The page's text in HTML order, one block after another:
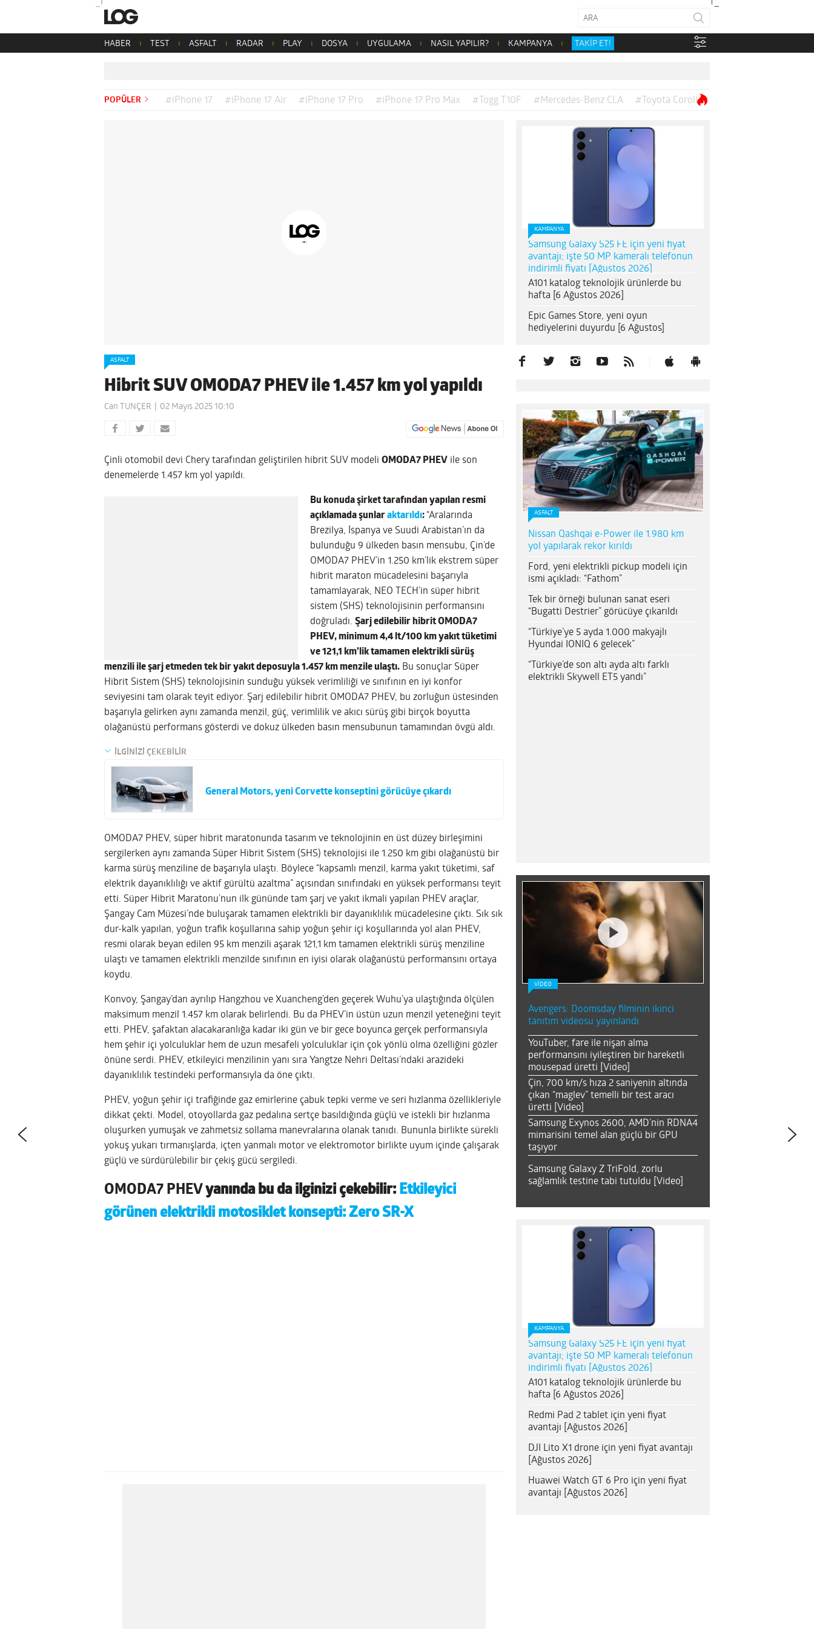
HABER TEST ASFALT RADAR PLAY DOSYA UYGULAMA NASIL YAPILIR? KAMPANYA TAKİP ET!
POPÜLER #iPhone 17 #iPhone 17 Air #iPhone 17 Pro #iPhone 17 Pro Max #Togg T10F #Mercedes-Benz CLA #Toyota Corolla
ASFALT
Hibrit SUV OMODA7 PHEV ile 1.457 km yol yapıldı
Can TUNÇER 02 Mayıs 2025 10:10
Çinli otomobil devi Chery tarafından geliştirilen hibrit SUV modeli OMODA7 PHEV ile son
denemelerde 1.457 km yol yapıldı.
Bu konuda şirket tarafından yapılan resmi
açıklamada şunlaraktarıldı: “Aralarında
Brezilya, İspanya ve Suudi Arabistan’ın da
bulunduğu 9 ülkeden basın mensubu, Çin’de
OMODA7 PHEV’in 1.250 km’lik ekstrem süper
hibrit maraton mücadelesini başarıyla
tamamlayarak, NEO TECH’in süper hibrit
sistem (SHS) teknolojisinin performansını
doğruladı. Şarj edilebilir hibrit OMODA7
PHEV, minimum 4,4 lt/100 km yakıt tüketimi
ve 121,1 km’lik tamamen elektrikli sürüş
menzili ile şarj etmeden tek bir yakıt deposuyla 1.457 km menzile ulaştı. Bu sonuçlar Süper
Hibrit Sistem (SHS) teknolojisinin sunduğu yüksek verimliliği ve sınıfının en iyi konfor
seviyesini tam olarak teyit ediyor. Şarj edilebilir hibrit OMODA7 PHEV, bu zorluğun üstesinden
başarıyla gelirken aynı zamanda menzil, güç, verimlilik ve akıcı sürüş gibi birçok boyutta
olağanüstü performans gösterdi ve dokuz ülkeden basın mensubunun tamamından övgü aldı.
İLGİNİZİ ÇEKEBİLİR
General Motors, yeni Corvette konseptini görücüye çıkardı
OMODA7 PHEV, süper hibrit maratonunda tasarım ve teknolojinin en üst düzey birleşimini
sergilerken aynı zamanda Süper Hibrit Sistem (SHS) teknolojisi ile 1.250 km gibi olağanüstü bir
karma sürüş menziline de başarıyla ulaştı. Böylece “kapsamlı menzil, karma yakıt tüketimi, saf
elektrik dayanıklılığı ve aktif gürültü azaltma” açısından sınıfındaki en yüksek performansı teyit
etti. Süper Hibrit Maratonu’nun ilk gününde tam şarj ve yakıt ikmali yapılan PHEV araçlar,
Şangay Cam Müzesi’nde buluşarak tamamen elektrikli bir dayanıklılık mücadelesine çıktı. Sık sık
dur-kalk yapılan, yoğun trafik koşullarına sahip yoğun şehir içi koşullarında yol alan PHEV,
resmi olarak beyan edilen 95 km menzili aşarak 121,1 km tamamen elektrikli sürüş menziline
ulaştı ve tamamen elektrikli menzilde sınıfının en iyisi olarak olağanüstü performansını ortaya
koydu.
Konvoy, Şangay’dan ayrılıp Hangzhou ve Xuancheng’den geçerek Wuhu’ya ulaştığında ölçülen
maksimum menzil 1.457 km olarak belirlendi. Bu da PHEV’in üstün uzun menzil yeteneğini teyit
etti. PHEV, şafaktan alacakaranlığa kadar iki gün ve bir gece boyunca gerçek performansıyla
hem şehir içi yolculuklar hem de uzun mesafeli yolculuklar için çok yönlü olma özelliğini gözler
önüne serdi. PHEV, etkileyici menzilinin yanı sıra Yangtze Nehri Deltası’ndaki arazideki
dayanıklılık testindeki performansıyla da öne çıktı.
PHEV, yoğun şehir içi trafiğinde gaz emirlerine çabuk tepki verme ve seri hızlanma özellikleriyle
dikkat çekti. Model, otoyollarda gaz pedalına sertçe basıldığında güçlü ve istekli bir hızlanma
oluşurken yumuşak ve zahmetsiz sollama manevralarına olanak tanıdı. Bununla birlikte sürekli
yokuş yukarı tırmanışlarda, içten yanmalı motor ve elektromotor birlikte uyum içinde çalışarak
güçlü ve sürdürülebilir bir çekiş gücü sergiledi.
OMODA7 PHEV yanında bu da ilginizi çekebilir: Etkileyici
görünen elektrikli motosiklet konsepti: Zero SR-X
KAMPANYA
Samsung Galaxy S25 FE için yeni fiyat
avantajı; işte 50 MP kameralı telefonun
indirimli fiyatı [Ağustos 2026]
A101 katalog teknolojik ürünlerde bu
hafta [6 Ağustos 2026]
Epic Games Store, yeni oyun
hediyelerini duyurdu [6 Ağustos]
ASFALT
Nissan Qashqai e-Power ile 1.980 km
yol yapılarak rekor kırıldı
Ford, yeni elektrikli pickup modeli için
ismi açıkladı: “Fathom”
Tek bir örneği bulunan sanat eseri
“Bugatti Destrier” görücüye çıkarıldı
“Türkiye’ye 5 ayda 1.000 makyajlı
Hyundai IONIQ 6 gelecek”
“Türkiye’de son altı ayda altı farklı
elektrikli Skywell ET5 yandı”
VİDEO
Avengers: Doomsday filminin ikinci
tanıtım videosu yayınlandı
YouTuber, fare ile nişan alma
performansını iyileştiren bir hareketli
mousepad üretti [Video]
Çin, 700 km/s hıza 2 saniyenin altında
çıkan “maglev” temelli bir test aracı
üretti [Video]
Samsung Exynos 2600, AMD’nin RDNA4
mimarisini temel alan güçlü bir GPU
taşıyor
Samsung Galaxy Z TriFold, zorlu
sağlamlık testine tabi tutuldu [Video]
KAMPANYA
Samsung Galaxy S25 FE için yeni fiyat
avantajı; işte 50 MP kameralı telefonun
indirimli fiyatı [Ağustos 2026]
A101 katalog teknolojik ürünlerde bu
hafta [6 Ağustos 2026]
Redmi Pad 2 tablet için yeni fiyat
avantajı [Ağustos 2026]
DJI Lito X1 drone için yeni fiyat avantajı
[Ağustos 2026]
Huawei Watch GT 6 Pro için yeni fiyat
avantajı [Ağustos 2026]